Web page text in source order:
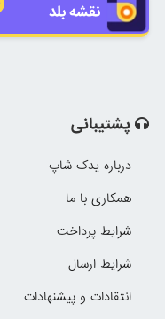
نقشه بلد
پشتیبانی
درباره یدک شاپ
همکاری با ما
شرایط پرداخت
شرایط ارسال
انتقادات و پیشنهادات